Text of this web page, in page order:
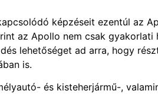
képzéseit ezentúl az
az Apollo nem csak gyakorlati
lehetőséget ad arra, hogy
is.
és kisteherjármű-,